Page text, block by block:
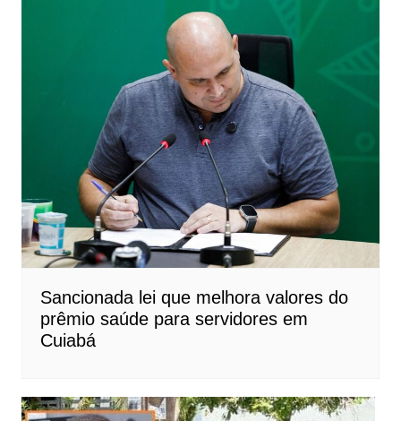
Sancionada lei que melhora valores do
prêmio saúde para servidores em
Cuiabá